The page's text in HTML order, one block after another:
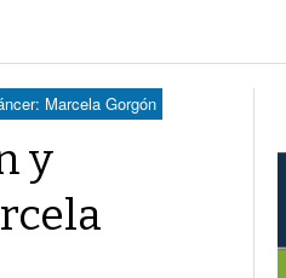
- hace 3 horas -
Marcela Gorgón
y